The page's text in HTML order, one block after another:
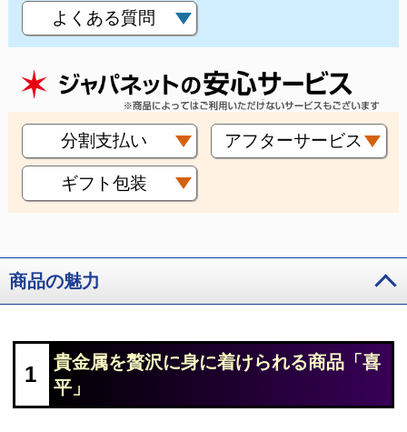
よくある質問
分割支払い アフターサービス
ギフト包装
商品の魅力
1
貴金属を贅沢に身に着けられる商品「喜
平」